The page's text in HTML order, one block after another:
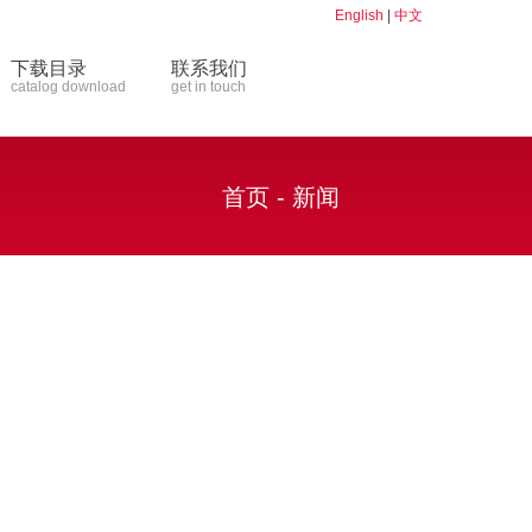
English 中文
下载目录
catalog download
联系我们
get in touch
首页 - 新闻